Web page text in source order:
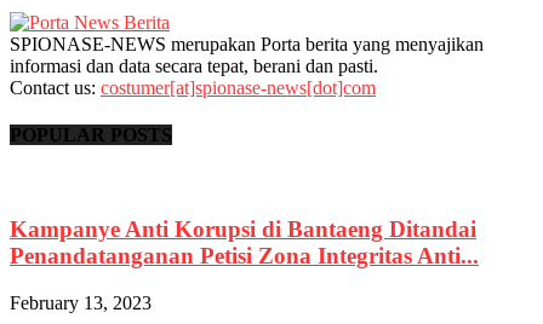
SPIONASE-NEWS merupakan Porta berita yang menyajikan
informasi dan data secara tepat, berani dan pasti.
Contact us: costumer[at]spionase-news[dot]com
POPULAR POSTS
Kampanye Anti Korupsi di Bantaeng Ditandai
Penandatanganan Petisi Zona Integritas Anti...
February 13, 2023